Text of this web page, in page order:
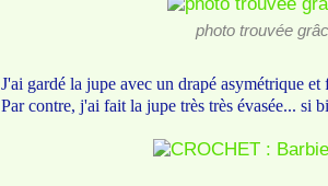
photo trouvée
J'ai gardé la jupe avec un drapé asymétrique
Par contre, j'ai fait la jupe très très évasée... si